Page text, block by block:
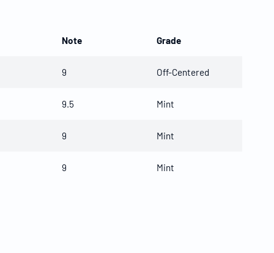
Note Grade
9 Off-Centered
9.5 Mint
9 Mint
9 Mint